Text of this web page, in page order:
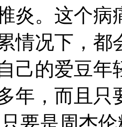
炎。这个病
情况下，都
己的爱豆
年，而且只
要是周杰